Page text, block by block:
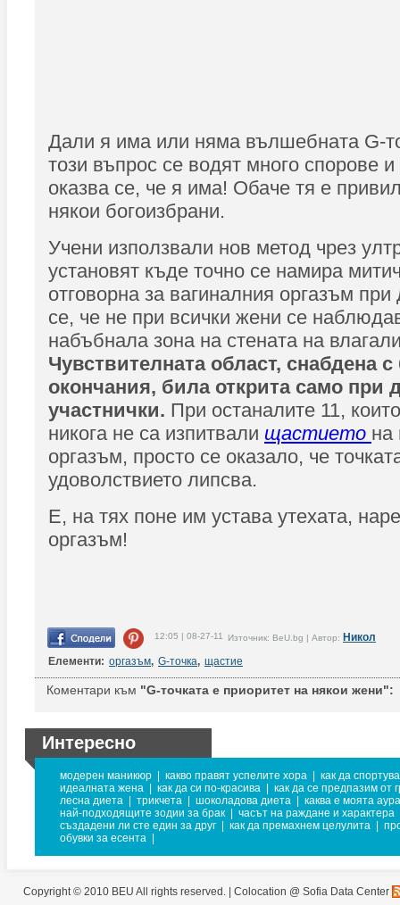
Дали я има или няма вълшебната G-
този въпрос се водят много спорове
оказва се, че я има! Обаче тя е
някои богоизбрани.
Учени използвали нов метод чрез
установят къде точно се намира
отговорна за вагиналния оргазъм
се, че не при всички жени се
набъбнала зона на стената на
Чувствителната област, снабдена
окончания, била открита само при
участнички. При останалите 11,
никога не са изпитвали щастието на
оргазъм, просто се оказало, че
удоволствието липсва.
Е, на тях поне им устава утехата,
оргазъм!
12:05 | 08-27-11 Източник: BeU.bg | Автор: Никол
Елементи: оргазъм, G-точка, щастие
Коментари към "G-точката е приоритет на някои жени":
Интересно
модерен маникюр какво правят успелите хора
как да
идеалната жена
как да си по-красива
как да се предпазим от
лесна диета
трикчета шоколадова диета
каква е моята аура
най-подходящите зодии за брак
часът на раждане и характера
създадени ли сте един за друг
как да премахнем целулита
обувки за есента
Copyright © 2010 BEU All rights reserved. | Colocation @ Sofia Data Center